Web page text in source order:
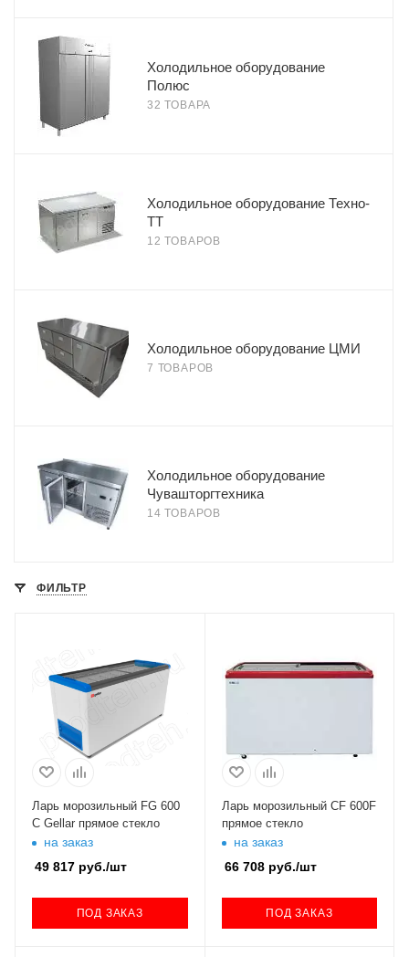
Холодильное оборудование
Полюс
32 ТОВАРА
Холодильное оборудование Техно-
ТТ
12 ТОВАРОВ
Холодильное оборудование ЦМИ
7 ТОВАРОВ
Холодильное оборудование
Чувашторгтехника
14 ТОВАРОВ
ФИЛЬТР
Ларь морозильный FG 600
C Gellar прямое стекло
на заказ
49 817 руб./шт
ПОД ЗАКАЗ
Ларь морозильный CF 600F
прямое стекло
на заказ
66 708руб./шт
ПОД ЗАКАЗ